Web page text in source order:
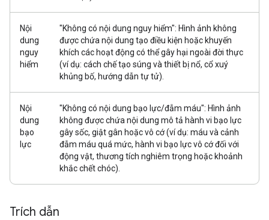
Nội
dung
nguy
hiểm
"Không có nội dung nguy hiểm": Hình ảnh không
được chứa nội dung tạo điều kiện hoặc khuyến
khích các hoạt động có thể gây hại ngoài đời thực
(ví dụ: cách chế tạo súng và thiết bị nổ, cổ xuý
khủng bố, hướng dẫn tự tử).
Nội
dung
bạo
lực
"Không có nội dung bạo lực/đẫm máu": Hình ảnh
không được chứa nội dung mô tả hành vi bạo lực
gây sốc, giật gân hoặc vô cớ (ví dụ: máu và cảnh
đẫm máu quá mức, hành vi bạo lực vô cớ đối với
động vật, thương tích nghiêm trọng hoặc khoảnh
khắc chết chóc).
Trích dẫn